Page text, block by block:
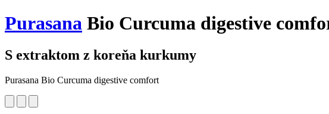
Purasana Bio Curcuma digestive
S extraktom z koreňa kurkumy
Purasana Bio Curcuma digestive comfort